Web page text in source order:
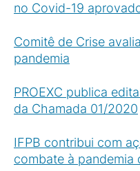
no Covid-19
Comitê de Crise
pandemia
PROEXC publica
da Chamada 01/2020
IFPB contribui com
combate à pandemia